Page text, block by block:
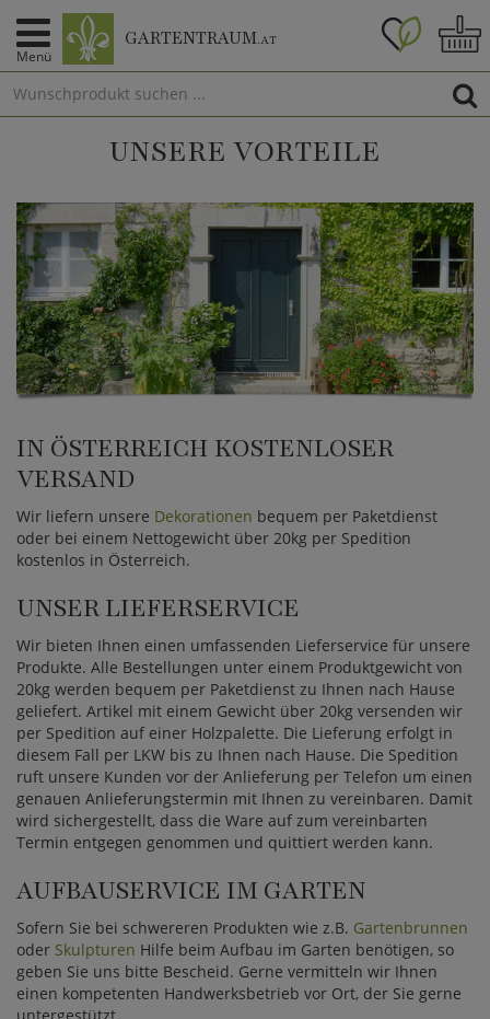
Menü
GARTENTRAUM.AT
UNSERE VORTEILE
IN ÖSTERREICH KOSTENLOSER
VERSAND
Wir liefern unsere Dekorationen bequem per Paketdienst
oder bei einem Nettogewicht über 20kg per Spedition
kostenlos in Österreich.
UNSER LIEFERSERVICE
Wir bieten Ihnen einen umfassenden Lieferservice für unsere
Produkte. Alle Bestellungen unter einem Produktgewicht von
20kg werden bequem per Paketdienst zu Ihnen nach Hause
geliefert. Artikel mit einem Gewicht über 20kg versenden wir
per Spedition auf einer Holzpalette. Die Lieferung erfolgt in
diesem Fall per LKW bis zu Ihnen nach Hause. Die Spedition
ruft unsere Kunden vor der Anlieferung per Telefon um einen
genauen Anlieferungstermin mit Ihnen zu vereinbaren. Damit
wird sichergestellt, dass die Ware auf zum vereinbarten
Termin entgegen genommen und quittiert werden kann.
AUFBAUSERVICE IM GARTEN
Sofern Sie bei schwereren Produkten wie z.B. Gartenbrunnen
oder Skulpturen Hilfe beim Aufbau im Garten benötigen, so
geben Sie uns bitte Bescheid. Gerne vermitteln wir Ihnen
einen kompetenten Handwerksbetrieb vor Ort, der Sie gerne